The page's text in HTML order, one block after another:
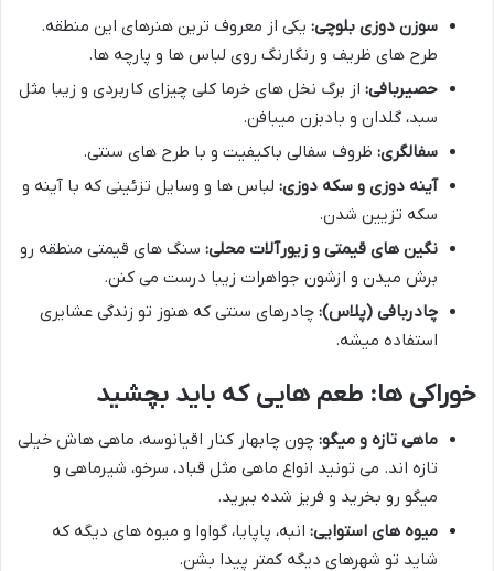
سوزن دوزی بلوچی: یکی از معروف ترین هنرهای این منطقه.
طرح های ظریف و رنگارنگ روی لباس ها و پارچه ها.
حصیربافی: از برگ نخل های خرما کلی چیزای کاربردی و زیبا مثل
سبد، گلدان و بادبزن میبافن.
سفالگری: ظروف سفالی باکیفیت و با طرح های سنتی.
آینه دوزی و سکه دوزی: لباس ها و وسایل تزئینی که با آینه و
سکه تزیین شدن.
نگین های قیمتی و زیورآلات محلی: سنگ های قیمتی منطقه رو
برش میدن و ازشون جواهرات زیبا درست می کنن.
چادربافی (پلاس): چادرهای سنتی که هنوز تو زندگی عشایری
استفاده میشه.
خوراکی ها: طعم هایی که باید بچشید
ماهی تازه و میگو: چون چابهار کنار اقیانوسه، ماهی هاش خیلی
تازه اند. می تونید انواع ماهی مثل قباد، سرخو، شیرماهی و
میگو رو بخرید و فریز شده ببرید.
میوه های استوایی: انبه، پاپایا، گواوا و میوه های دیگه که
شاید تو شهرهای دیگه کمتر پیدا بشن.